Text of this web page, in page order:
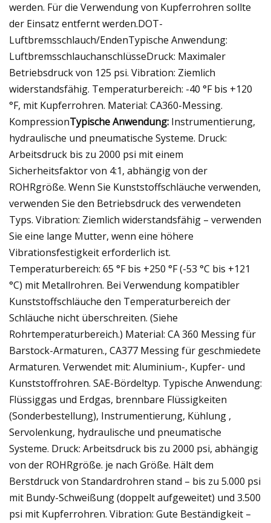
werden. Für die Verwendung von Kupferrohren sollte
der Einsatz entfernt werden.DOT-
Luftbremsschlauch/EndenTypische Anwendung:
LuftbremsschlauchanschlüsseDruck: Maximaler
Betriebsdruck von 125 psi. Vibration: Ziemlich
widerstandsfähig. Temperaturbereich: -40 °F bis +120
°F, mit Kupferrohren. Material: CA360-Messing.
KompressionTypische Anwendung: Instrumentierung,
hydraulische und pneumatische Systeme. Druck:
Arbeitsdruck bis zu 2000 psi mit einem
Sicherheitsfaktor von 4:1, abhängig von der
ROHRgröße. Wenn Sie Kunststoffschläuche verwenden,
verwenden Sie den Betriebsdruck des verwendeten
Typs. Vibration: Ziemlich widerstandsfähig – verwenden
Sie eine lange Mutter, wenn eine höhere
Vibrationsfestigkeit erforderlich ist.
Temperaturbereich: 65 °F bis +250 °F (-53 °C bis +121
°C) mit Metallrohren. Bei Verwendung kompatibler
Kunststoffschläuche den Temperaturbereich der
Schläuche nicht überschreiten. (Siehe
Rohrtemperaturbereich.) Material: CA 360 Messing für
Barstock-Armaturen., CA377 Messing für geschmiedete
Armaturen. Verwendet mit: Aluminium-, Kupfer- und
Kunststoffrohren. SAE-Bördeltyp. Typische Anwendung:
Flüssiggas und Erdgas, brennbare Flüssigkeiten
(Sonderbestellung), Instrumentierung, Kühlung ,
Servolenkung, hydraulische und pneumatische
Systeme. Druck: Arbeitsdruck bis zu 2000 psi, abhängig
von der ROHRgröße. je nach Größe. Hält dem
Berstdruck von Standardrohren stand – bis zu 5.000 psi
mit Bundy-Schweißung (doppelt aufgeweitet) und 3.500
psi mit Kupferrohren. Vibration: Gute Beständigkeit –